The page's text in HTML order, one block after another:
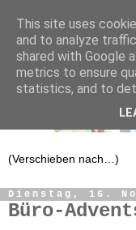
Dienstag, 16.
Büro-
This site uses
and to analyze
shared with Google
metrics to ensure
statistics, and to